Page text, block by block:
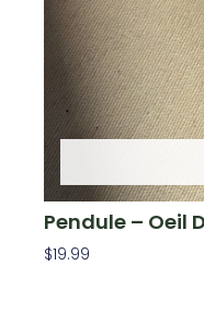
Pendule – Oeil
$19.99